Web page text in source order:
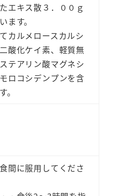
エキス散３．００ｇ
ます。
カルメロースカルシ
酸化ケイ素、軽質無
テアリン酸マグネシ
ロコシデンプンを含
。
間に服用してくださ